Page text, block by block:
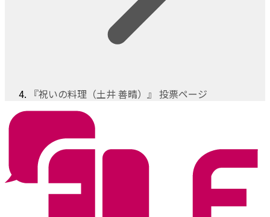
『祝いの料理（土井 善晴）』 投票ページ